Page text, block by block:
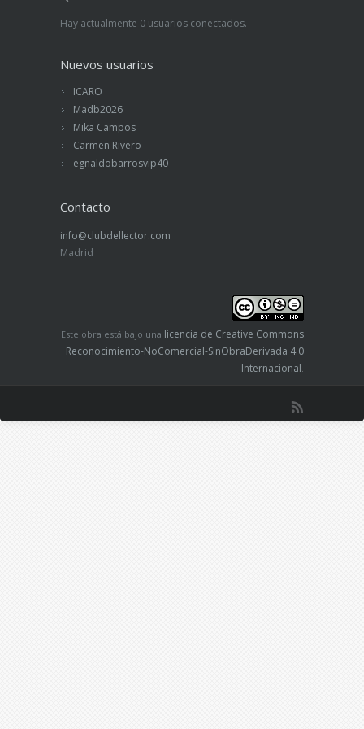
Hay actualmente 0 usuarios conectados.
Nuevos usuarios
ICARO
Madb2026
Mika Campos
Carmen Rivero
egnaldobarrosvip40
Contacto
info@clubdellector.com
Madrid
Este obra está bajo una licencia de Creative Commons
Reconocimiento-NoComercial-SinObraDerivada 4.0
Internacional